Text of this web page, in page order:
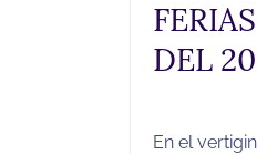
DEL
En el